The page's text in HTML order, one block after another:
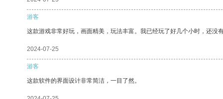
游客
这款游戏非常好玩，画面精美，玩法丰富。我已经玩了好几个小时，还没
2024-07-25
游客
这款软件的界面设计非常简洁，一目了然。